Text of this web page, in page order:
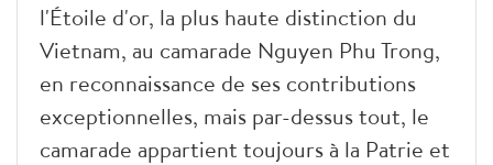
l'Étoile d'or, la plus haute distinction du
Vietnam, au camarade Nguyen Phu Trong,
en reconnaissance de ses contributions
exceptionnelles, mais par-dessus tout, le
camarade appartient toujours à la Patrie et